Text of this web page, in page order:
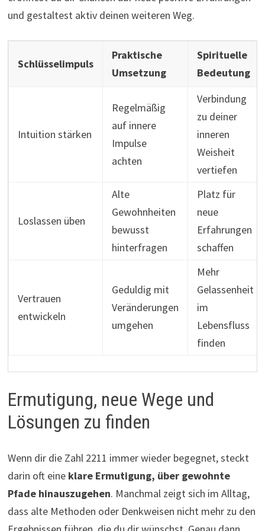
und gestaltest aktiv deinen weiteren Weg.
Schlüsselimpuls
Praktische
Umsetzung
Spirituelle
Bedeutung
Intuition stärken
Regelmäßig
auf innere
Impulse
achten
Verbindung
zu deiner
inneren
Weisheit
vertiefen
Loslassen üben
Alte
Gewohnheiten
bewusst
hinterfragen
Platz für
neue
Erfahrungen
schaffen
Vertrauen
entwickeln
Geduldig mit
Veränderungen
umgehen
Mehr
Gelassenheit
im
Lebensfluss
finden
Ermutigung, neue Wege und
Lösungen zu finden
Wenn dir die Zahl 2211 immer wieder begegnet, steckt
darin oft eine klare Ermutigung, über gewohnte
Pfade hinauszugehen. Manchmal zeigt sich im Alltag,
dass alte Methoden oder Denkweisen nicht mehr zu den